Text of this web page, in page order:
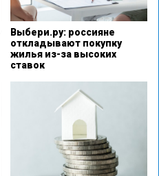
Выбери.ру: россияне
откладывают покупку
жилья из-за высоких
ставок